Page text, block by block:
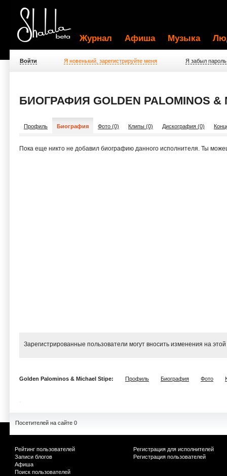
Журнал Афиша Музыка
Войти Я новенький, зарегистрируйте меня Я забыл пароль
БИОГРАФИЯ GOLDEN PALOMINOS &
Профиль Биография Фото (0) Клипы (0) Дискография (0)
Пока еще никто не добавил биографию данного исполнителя. Ты
Зарегистрированные пользователи могут вносить изменения на
Golden Palominos & Michael Stipe: Профиль Биография Фото
Посетителей на сайте 0
Рейтинг пользователей
Записи блогов
Афиша
Поиск пользователей
Регистрация для исполнителей
Регистрация пользователей